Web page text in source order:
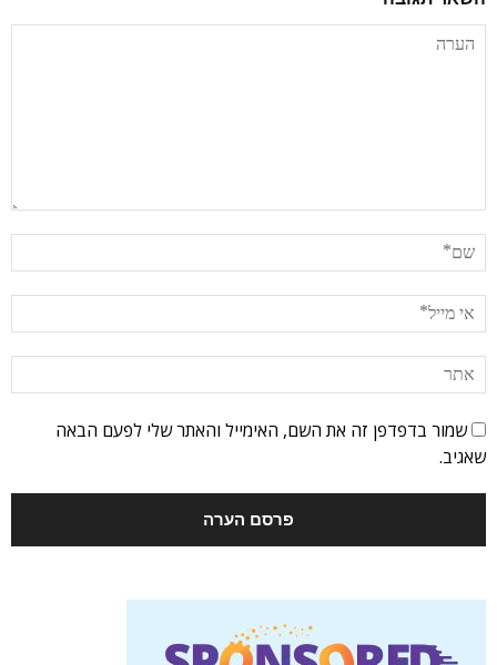
שמור בדפדפן זה את השם, האימייל והאתר שלי לפעם הבאה
שאגיב.